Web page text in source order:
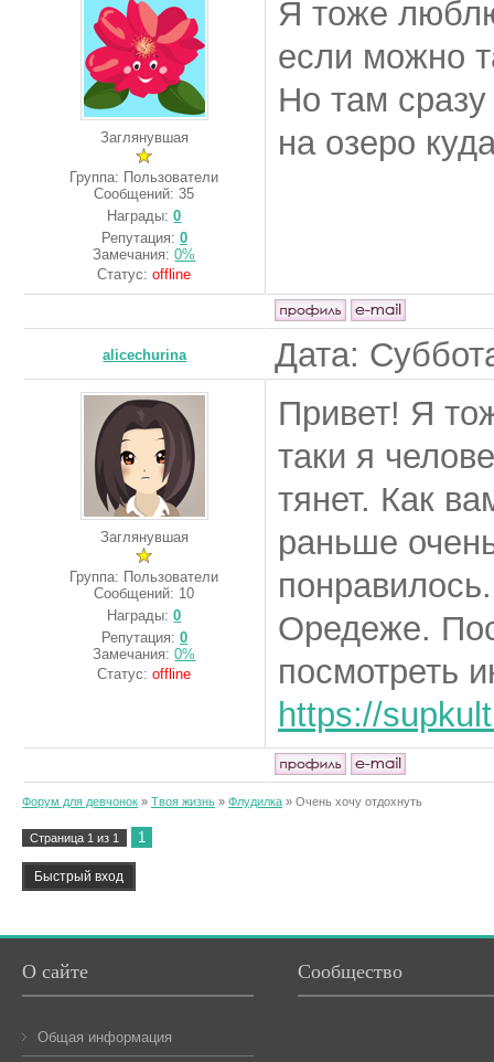
Заглянувшая
Группа: Пользователи
Сообщений:35
Награды:0
Репутация: 0
Замечания:0%
Статус:offline
Я тоже
если можно
Но там
на озеро
alicechurina Дата:
Заглянувшая
Группа: Пользователи
Сообщений: 10
Награды:0
Репутация: 0
Замечания:0%
Статус:offline
Привет! Я
таки я
тянет. Как
раньше
Оредеже.
посмотреть
https://
Форум для девчонок » Твоя жизнь » Флудилка » Очень хочу отдохнуть
Страница 1 из 1 1
О сайте
Общая информация
Сообщество